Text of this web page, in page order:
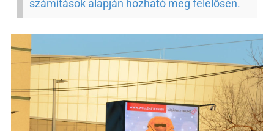
számítások alapján hozható meg felelősen.